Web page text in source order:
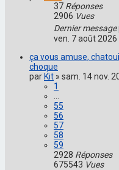
37 Réponses
2906 Vues
Dernier message
ven. 7 août 2026
ça vous amuse,
choque
parKit » sam. 14 nov.
1
55
56
57
58
59
2928 Réponses
675543 Vues